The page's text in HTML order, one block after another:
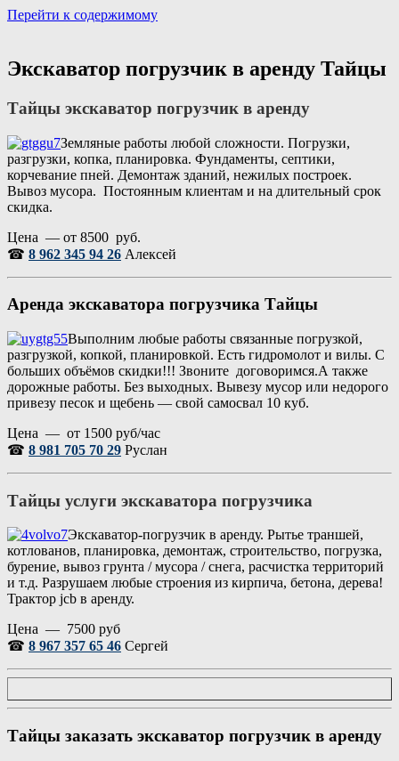
Перейти к содержимому
Экскаватор погрузчик в аренду Тайцы
Тайцы экскаватор погрузчик в аренду
Земляные работы любой сложности. Погрузки,
разгрузки, копка, планировка. Фундаменты, септики,
корчевание пней. Демонтаж зданий, нежилых построек.
Вывоз мусора. Постоянным клиентам и на длительный срок
скидка.
Цена — от 8500 руб.
☎ 8 962 345 94 26 Алексей
Аренда экскаватора погрузчика Тайцы
Выполним любые работы связанные погрузкой,
разгрузкой, копкой, планировкой. Есть гидромолот и вилы. С
больших объёмов скидки!!! Звоните договоримся.А также
дорожные работы. Без выходных. Вывезу мусор или недорого
привезу песок и щебень — свой самосвал 10 куб.
Цена — от 1500 руб/час
☎ 8 981 705 70 29 Руслан
Тайцы услуги экскаватора погрузчика
Экскаватор-погрузчик в аренду. Рытье траншей,
котлованов, планировка, демонтаж, строительство, погрузка,
бурение, вывоз грунта / мусора / снега, расчистка территорий
и т.д. Разрушаем любые строения из кирпича, бетона, дерева!
Трактор jcb в аренду.
Цена — 7500 руб
☎ 8 967 357 65 46 Сергей
Тайцы заказать экскаватор погрузчик в аренду